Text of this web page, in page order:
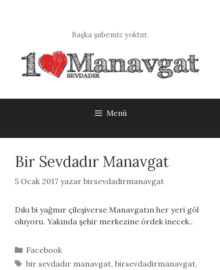
Başka şubemiz yoktur.
Menü
Bir Sevdadır Manavgat
5 Ocak 2017 yazar birsevdadirmanavgat
Dıkı bi yağmır çileşiverse Manavgatın her yeri göl
oluyoru. Yakında şehir merkezine ördek inecek..
Kategoriler
Facebook
Etiketler
bir sevdadır manavgat, birsevdadirmanavgat,